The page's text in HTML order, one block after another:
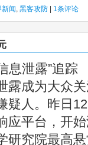
新闻, 黑客攻防 1条评论
信息泄露”追
露成为大众
疑人。昨日
应平台，开
研究院最高